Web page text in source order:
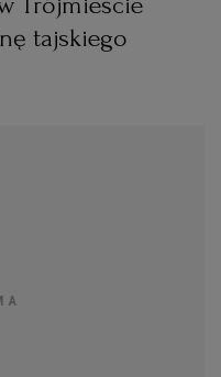
DODATKI
tajskiego